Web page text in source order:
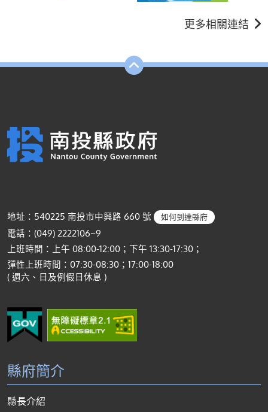
更多相關連結
地址：540225 南投市中興路 660 號 如何到達縣府
電話：(049) 2222106~9
上班時間：上午 08:00-12:00；下午 13:30-17:30；
彈性上班時間：07:30-08:30；17:00-18:00
( 週六、日及例假日休息 )
縣府簡介
縣長介紹